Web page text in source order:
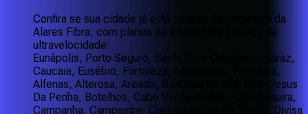
Confira se sua cidade já está na área de cobertura da
Alares Fibra, com planos de internet fibra óptica de
ultravelocidade:
Eunápolis, Porto Seguro, Santa Cruz Cabrália, Aquiraz,
Caucaia, Eusébio, Fortaleza, Maracanaú, Pacatuba,
Alfenas, Alterosa, Areado, Bandeira Do Sul, Bom Jesus
Da Penha, Botelhos, Cabo Verde, Caldas, Cambuquira,
Campanha, Campestre, Conceição Do Rio Verde, Divisa